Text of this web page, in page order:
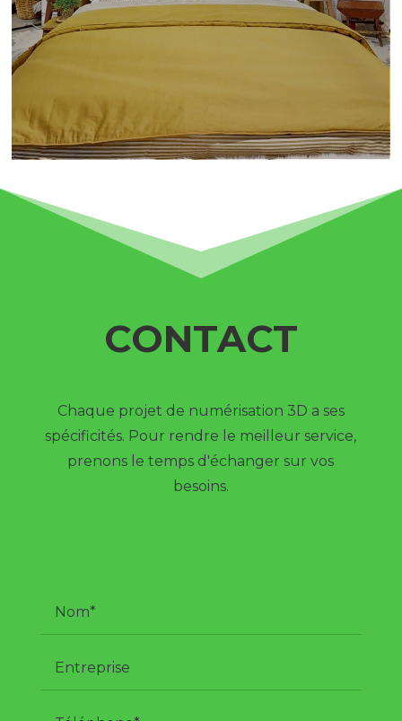
CONTACT
Chaque projet de numérisation 3D a ses
spécificités. Pour rendre le meilleur service,
prenons le temps d'échanger sur vos
besoins.